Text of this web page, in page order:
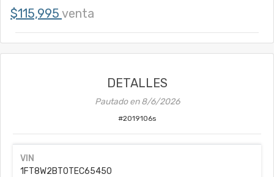
$115,995 venta
DETALLES
Pautado en8/6/2026
#2019106s
VIN
1FT8W2BT0TEC65450